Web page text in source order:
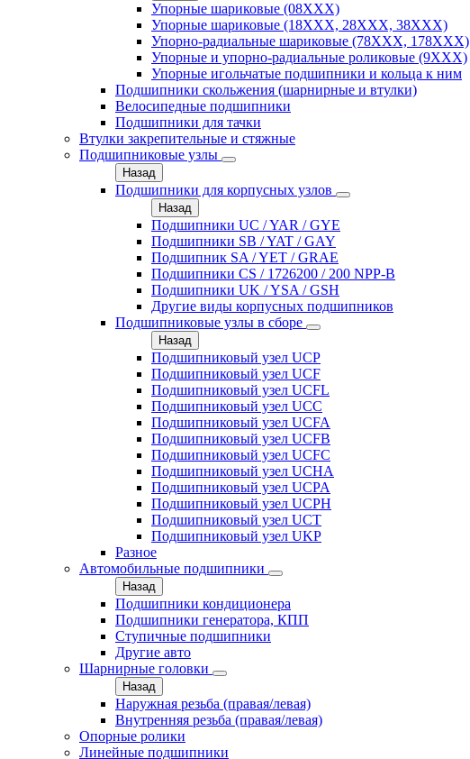
Упорные шариковые (08XXX)
Упорные шариковые (18XXX, 28XXХ, 38ХХХ)
Упорно-радиальные шариковые (78XXX, 178ХХХ)
Упорные и упорно-радиальные роликовые (9ХХХ)
Упорные игольчатые подшипники и кольца к ним
Подшипники скольжения (шарнирные и втулки)
Велосипедные подшипники
Подшипники для тачки
Втулки закрепительные и стяжные
Подшипниковые узлы
Назад
Подшипники для корпусных узлов
Назад
Подшипники UC / YAR / GYE
Подшипники SB / YAT / GAY
Подшипник SA / YET / GRAE
Подшипники CS / 1726200 / 200 NPP-B
Подшипники UK / YSA / GSH
Другие виды корпусных подшипников
Подшипниковые узлы в сборе
Назад
Подшипниковый узел UCP
Подшипниковый узел UCF
Подшипниковый узел UCFL
Подшипниковый узел UCC
Подшипниковый узел UCFA
Подшипниковый узел UCFB
Подшипниковый узел UCFC
Подшипниковый узел UCHA
Подшипниковый узел UCPA
Подшипниковый узел UCPH
Подшипниковый узел UCT
Подшипниковый узел UKP
Разное
Автомобильные подшипники
Назад
Подшипники кондиционера
Подшипники генератора, КПП
Ступичные подшипники
Другие авто
Шарнирные головки
Назад
Наружная резьба (правая/левая)
Внутренняя резьба (правая/левая)
Опорные ролики
Линейные подшипники